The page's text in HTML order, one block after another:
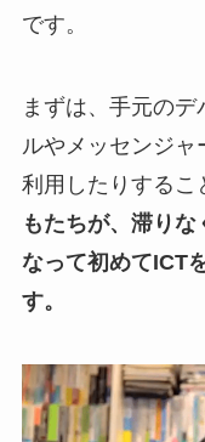
です。
まずは、手元の
ルやメッセンジャ
利用したりするこ
もたちが、滞り
なって初めてICT
す。